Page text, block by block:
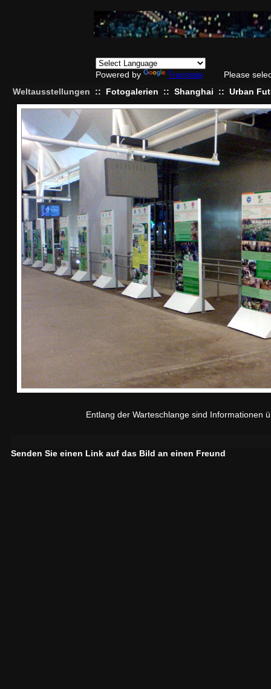
Powered by Translate
Please
Weltausstellungen
:: Fotogalerien :: Shanghai :: Urban
Entlang der Warteschlange sind Informationen
Senden Sie einen Link auf das Bild an einen Freund